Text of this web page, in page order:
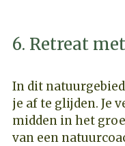
6. Retreat
In dit
je af te glijden. Je
midden in het
van een